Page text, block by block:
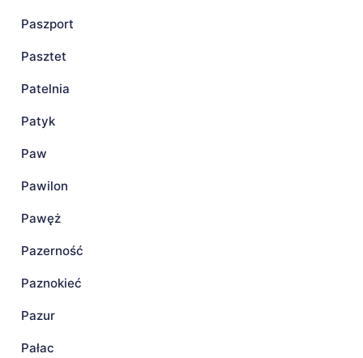
Paszport
Pasztet
Patelnia
Patyk
Paw
Pawilon
Pawęż
Pazerność
Paznokieć
Pazur
Pałac